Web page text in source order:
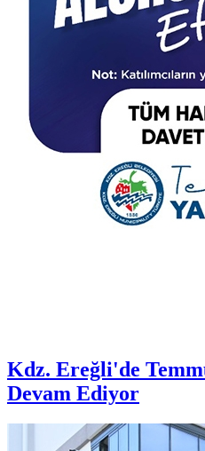
Kdz. Ereğli'de
Devam Ediyor